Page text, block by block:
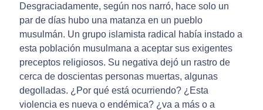
Desgraciadamente, según nos narró, hace solo un
par de días hubo una matanza en un pueblo
musulmán. Un grupo islamista radical había instado a
esta población musulmana a aceptar sus exigentes
preceptos religiosos. Su negativa dejó un rastro de
cerca de doscientas personas muertas, algunas
degolladas. ¿Por qué está ocurriendo? ¿Esta
violencia es nueva o endémica? ¿va a más o a